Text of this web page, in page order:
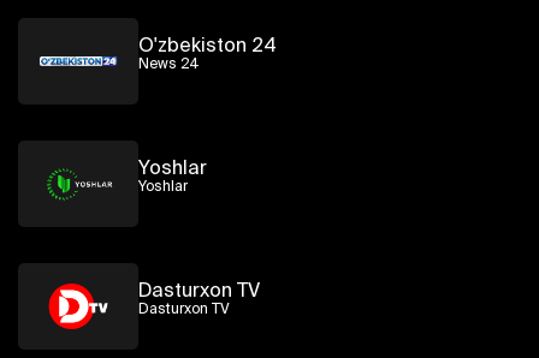
O'zbekiston 24
News 24
Yoshlar
Yoshlar
Dasturxon TV
Dasturxon TV